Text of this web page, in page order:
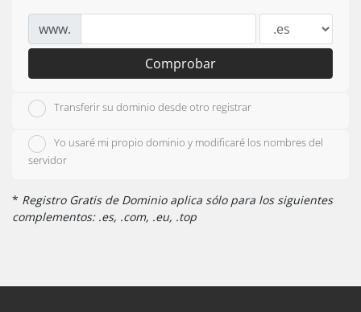
www.
Comprobar
Transferir su dominio desde otro registrar
Yo usaré mi propio dominio y modificaré los nombres del
servidor
* Registro Gratis de Dominio aplica sólo para los siguientes
complementos: .es, .com, .eu, .top